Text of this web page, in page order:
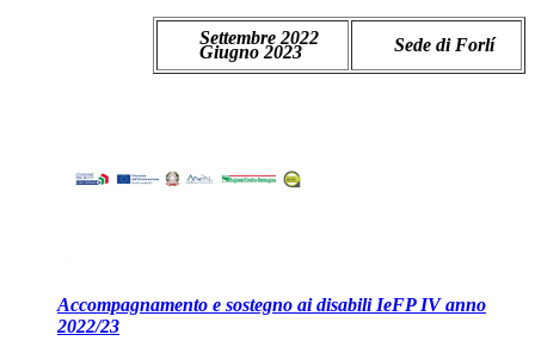
Settembre 2022
Giugno 2023 Sede di Forlí
Accompagnamento e sostegno ai disabili IeFP IV anno
2022/23